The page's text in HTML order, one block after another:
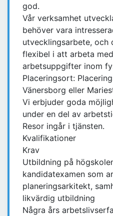
god.
Vår verksamhet
behöver vara
utvecklingsarbete, och
flexibel i att arbeta
arbetsuppgifter inom
Placeringsort:
Vänersborg eller
Vi erbjuder goda
under en del av
Resor ingår i tjänsten.
Kvalifikationer
Krav
Utbildning på
kandidatexamen som
planeringsarkitekt,
likvärdig utbildning
Några års